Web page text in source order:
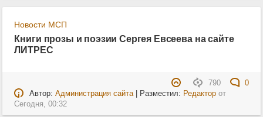
Новости МСП
Книги прозы и поэзии Сергея Евсеева на сайте
ЛИТРЕС
790
0
Автор: Администрация сайта| Разместил: Редакторот
Сегодня, 00:32